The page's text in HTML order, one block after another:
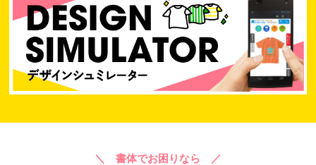
＼ 書体でお困りなら ／